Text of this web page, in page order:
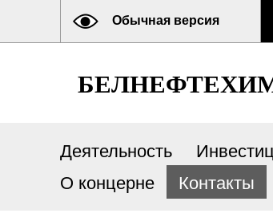
Обычная версия
Деятельность
О концерне
Контакты